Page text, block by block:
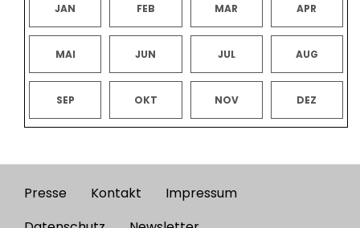
JAN FEB MAR APR
MAI JUN JUL AUG
SEP OKT NOV DEZ
Footer
Presse Kontakt
Impressum